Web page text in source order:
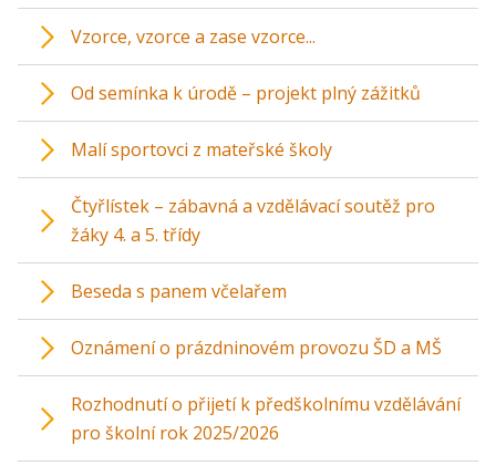
Vzorce, vzorce a zase vzorce...
Od semínka k úrodě – projekt plný zážitků
Malí sportovci z mateřské školy
Čtyřlístek – zábavná a vzdělávací soutěž pro
žáky 4. a 5. třídy
Beseda s panem včelařem
Oznámení o prázdninovém provozu ŠD a MŠ
Rozhodnutí o přijetí k předškolnímu vzdělávání
pro školní rok 2025/2026